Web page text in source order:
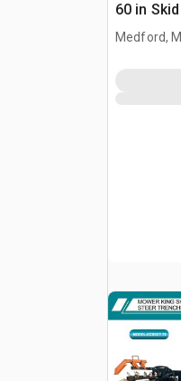
60 in
(Unused)
Medford,